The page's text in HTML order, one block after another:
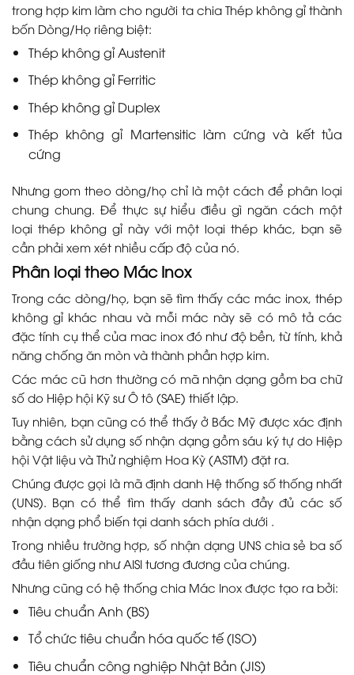
trong hợp kim làm cho người ta chia Thép không gỉ thành
bốn Dòng/Họ riêng biệt:
Thép không gỉ Austenit
Thép không gỉ Ferritic
Thép không gỉ Duplex
Thép không gỉ Martensitic làm cứng và kết tủa
cứng
Nhưng gom theo dòng/họ chỉ là một cách để phân loại
chung chung. Để thực sự hiểu điều gì ngăn cách một
loại thép không gỉ này với một loại thép khác, bạn sẽ
cần phải xem xét nhiều cấp độ của nó.
Phân loại theo Mác Inox
Trong các dòng/họ, bạn sẽ tìm thấy các mác inox, thép
không gỉ khác nhau và mỗi mác này sẽ có mô tả các
đặc tính cụ thể của mac inox đó như độ bền, từ tính, khả
năng chống ăn mòn và thành phần hợp kim.
Các mác cũ hơn thường có mã nhận dạng gồm ba chữ
số do Hiệp hội Kỹ sư Ô tô (SAE) thiết lập.
Tuy nhiên, bạn cũng có thể thấy ở Bắc Mỹ được xác định
bằng cách sử dụng số nhận dạng gồm sáu ký tự do Hiệp
hội Vật liệu và Thử nghiệm Hoa Kỳ (ASTM) đặt ra.
Chúng được gọi là mã định danh Hệ thống số thống nhất
(UNS). Bạn có thể tìm thấy danh sách đầy đủ các số
nhận dạng phổ biến tại danh sách phía dưới .
Trong nhiều trường hợp, số nhận dạng UNS chia sẻ ba số
đầu tiên giống như AISI tương đương của chúng.
Nhưng cũng có hệ thống chia Mác Inox được tạo ra bởi:
Tiêu chuẩn Anh (BS)
Tổ chức tiêu chuẩn hóa quốc tế (ISO)
Tiêu chuẩn công nghiệp Nhật Bản (JIS)